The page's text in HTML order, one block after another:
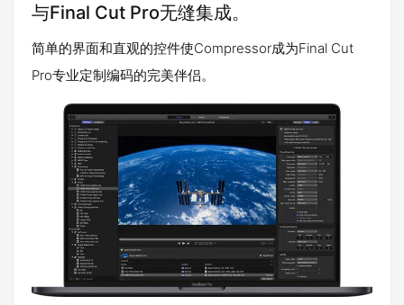
与Final Cut Pro无缝集成。
简单的界面和直观的控件使Compressor成为Final Cut
Pro专业定制编码的完美伴侣。